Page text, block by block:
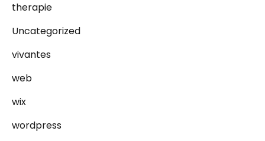
therapie
Uncategorized
vivantes
web
wix
wordpress